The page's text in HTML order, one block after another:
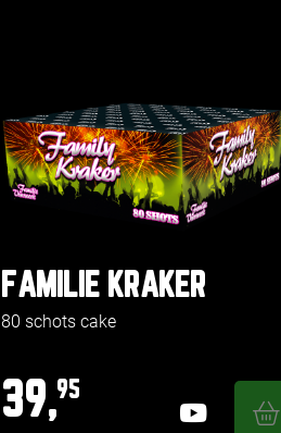
FAMILIE KRAKER
80 schots cake
39,95